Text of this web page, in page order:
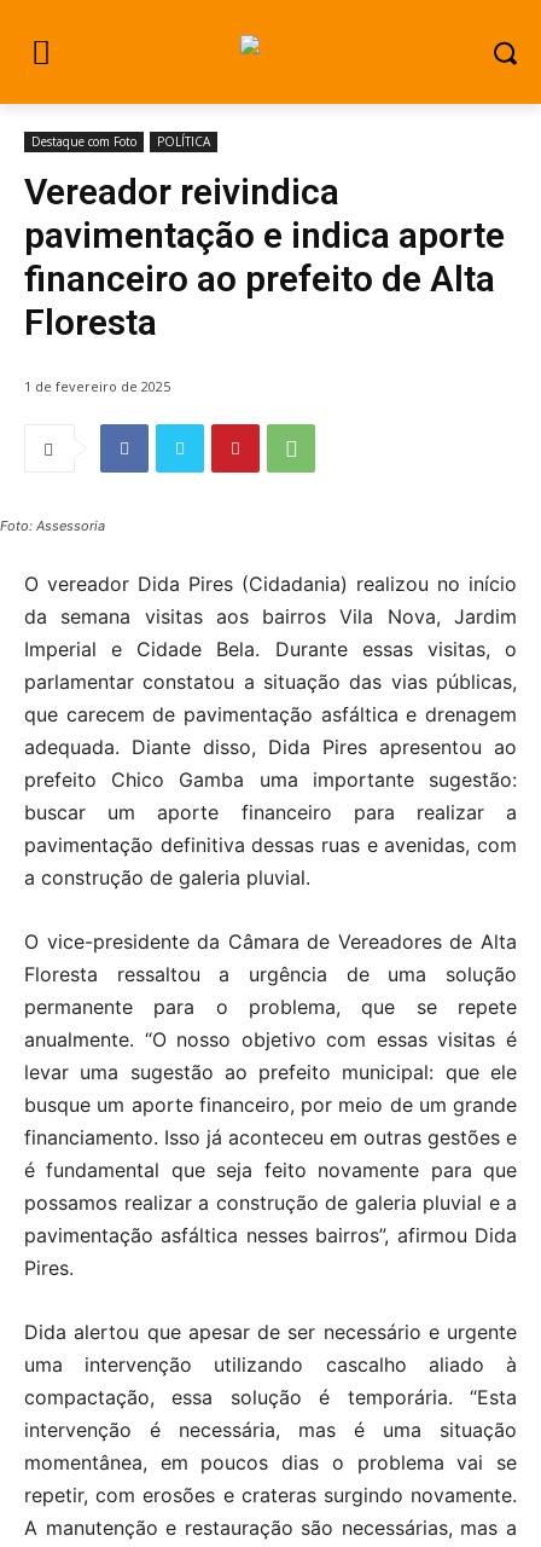
Destaque com Foto POLÍTICA
Vereador reivindica
pavimentação e indica aporte
financeiro ao prefeito de Alta
Floresta
1 de fevereiro de 2025
Foto: Assessoria
O vereador Dida Pires (Cidadania) realizou no início
da semana visitas aos bairros Vila Nova, Jardim
Imperial e Cidade Bela. Durante essas visitas, o
parlamentar constatou a situação das vias públicas,
que carecem de pavimentação asfáltica e drenagem
adequada. Diante disso, Dida Pires apresentou ao
prefeito Chico Gamba uma importante sugestão:
buscar um aporte financeiro para realizar a
pavimentação definitiva dessas ruas e avenidas, com
a construção de galeria pluvial.
O vice-presidente da Câmara de Vereadores de Alta
Floresta ressaltou a urgência de uma solução
permanente para o problema, que se repete
anualmente. “O nosso objetivo com essas visitas é
levar uma sugestão ao prefeito municipal: que ele
busque um aporte financeiro, por meio de um grande
financiamento. Isso já aconteceu em outras gestões e
é fundamental que seja feito novamente para que
possamos realizar a construção de galeria pluvial e a
pavimentação asfáltica nesses bairros”, afirmou Dida
Pires.
Dida alertou que apesar de ser necessário e urgente
uma intervenção utilizando cascalho aliado à
compactação, essa solução é temporária. “Esta
intervenção é necessária, mas é uma situação
momentânea, em poucos dias o problema vai se
repetir, com erosões e crateras surgindo novamente.
A manutenção e restauração são necessárias, mas a